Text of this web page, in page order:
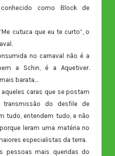
como Block de
“Me cutuca que eu te curto”, o
no carnaval não é a
a Schin, é a Aquetiver.
barata…
aqueles caras que se postam
do desfile de
tudo, entendem tudo, e não
leram uma matéria no
especialistas da terra.
pessoas mais queridas do